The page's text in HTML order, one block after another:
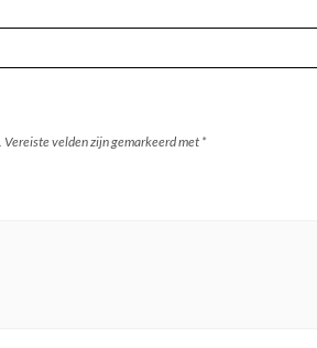
Vereiste velden zijn gemarkeerd met *